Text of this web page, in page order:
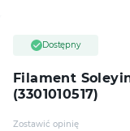
Filament
(3301010517)
Dostępny
Zostawić opinię